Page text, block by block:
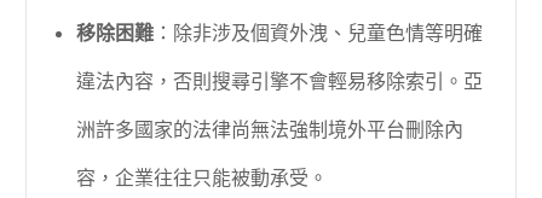
移除困難 ：除非涉及個資外洩、兒童色情等明確
違法內容，否則搜尋引擎不會輕易移除索引。亞
洲許多國家的法律尚無法強制境外平台刪除內
容，企業往往只能被動承受。